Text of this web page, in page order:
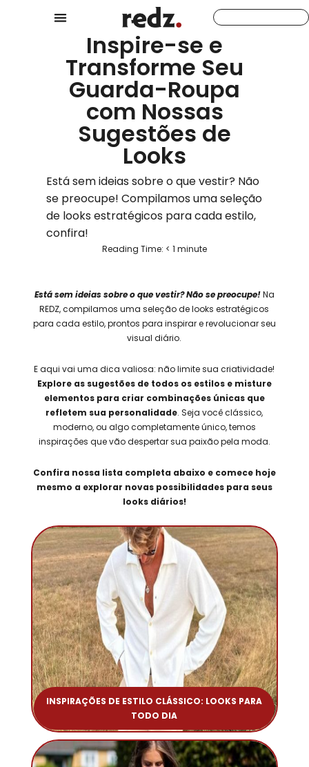
Inspire-se e
Transforme Seu
Guarda-Roupa
com Nossas
Sugestões de
Looks
Está sem ideias sobre o que vestir? Não
se preocupe! Compilamos uma seleção
de looks estratégicos para cada estilo,
confira!
Reading Time: < 1 minute
Está sem ideias sobre o que vestir? Não se preocupe!Na
REDZ, compilamos uma seleção de looks estratégicos
para cada estilo, prontos para inspirar e revolucionar seu
visual diário.
E aqui vai uma dica valiosa: não limite sua criatividade!
Explore as sugestões de todos os estilos e misture
elementos para criar combinações únicas que
refletem sua personalidade. Seja você clássico,
moderno, ou algo completamente único, temos
inspirações que vão despertar sua paixão pela moda.
Confira nossa lista completa abaixo e comece hoje
mesmo a explorar novas possibilidades para seus
looks diários!
INSPIRAÇÕES DE ESTILO CLÁSSICO: LOOKS PARA
TODO DIA